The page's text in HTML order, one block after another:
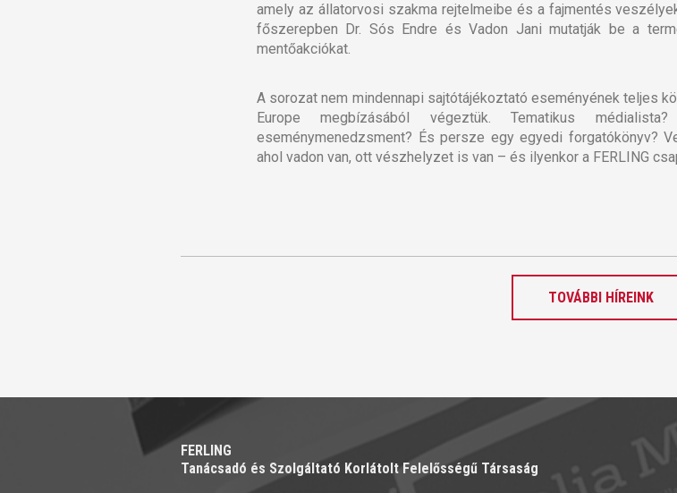
amely az állatorvosi szakma rejtelmeibe és a fajmentés
főszerepben Dr. Sós Endre és Vadon Jani mutatják be a
mentőakciókat.
A sorozat nem mindennapi sajtótájékoztató eseményének teljes
Europe megbízásából végeztük. Tematikus
eseménymenedzsment? És persze egy egyedi forgatókönyv?
ahol vadon van, ott vészhelyzet is van – és ilyenkor a FERLING
TOVÁBBI HÍREINK
FERLING
Tanácsadó és Szolgáltató Korlátolt Felelősségű Társaság